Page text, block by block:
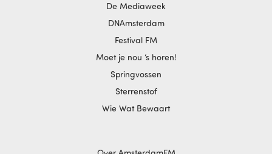
De Mediaweek
DNAmsterdam
Festival FM
Moet je nou ‘s horen!
Springvossen
Sterrenstof
Wie Wat Bewaart